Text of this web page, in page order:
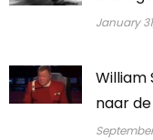
January
William
naar